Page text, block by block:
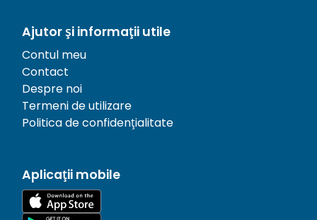
Ajutor și informații utile
Contul meu
Contact
Despre noi
Termeni de utilizare
Politica de confidențialitate
Aplicații mobile